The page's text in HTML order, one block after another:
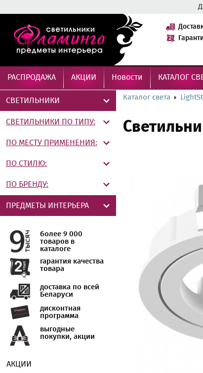
РАСПРОДАЖА АКЦИИ Новости КАТАЛОГ
СВЕТИЛЬНИКИ
СВЕТИЛЬНИКИ ПО ТИПУ:
ПО МЕСТУ ПРИМЕНЕНИЯ:
ПО СТИЛЮ:
ПО БРЕНДУ:
ПРЕДМЕТЫ ИНТЕРЬЕРА
более 9 000
товаров в
каталоге
гарантия качества
товара
доставка по всей
Беларуси
дисконтная
программа
выгодные
покупки, акции
АКЦИИ
Каталог света